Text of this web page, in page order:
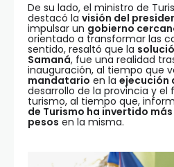
De su lado, el ministro de
destacó la visión del
impulsar un gobierno
orientado a transformar las
sentido, resaltó que la
Samaná, fue una realidad
inauguración, al tiempo que
mandatario en la ejecución
desarrollo de la provincia y
turismo, al tiempo que,
de Turismo ha invertido
pesos en la misma.